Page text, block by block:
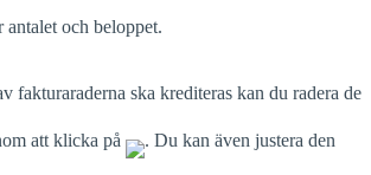
och beloppet.
fakturaraderna ska krediteras kan du radera de
att klicka på . Du kan även justera den